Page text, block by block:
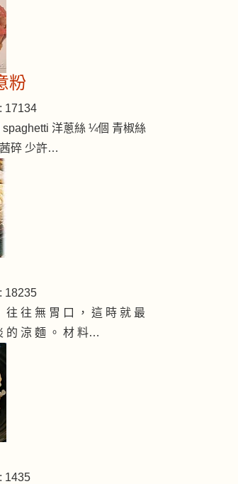
粉
17134
洋蔥絲 ¼個 青椒絲
碎 少許…
18235
往 往 無 胃 口 ， 這 時 就 最
的 涼 麵 。 材 料…
1435